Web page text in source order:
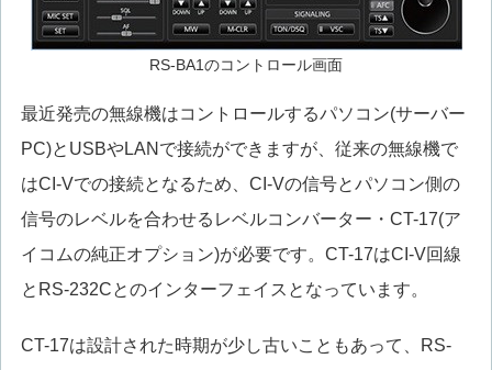
RS-BA1のコントロール画面
最近発売の無線機はコントロールするパソコン(サーバー
PC)とUSBやLANで接続ができますが、従来の無線機で
はCI-Vでの接続となるため、CI-Vの信号とパソコン側の
信号のレベルを合わせるレベルコンバーター・CT-17(ア
イコムの純正オプション)が必要です。CT-17はCI-V回線
とRS-232Cとのインターフェイスとなっています。
CT-17は設計された時期が少し古いこともあって、RS-